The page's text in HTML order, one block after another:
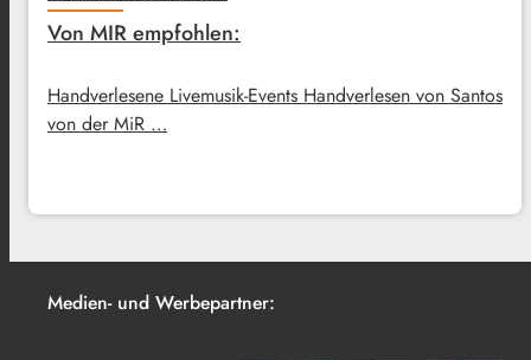
Von MIR empfohlen:
Handverlesene Livemusik-Events Handverlesen von Santos
von der MiR …
Medien- und Werbepartner: